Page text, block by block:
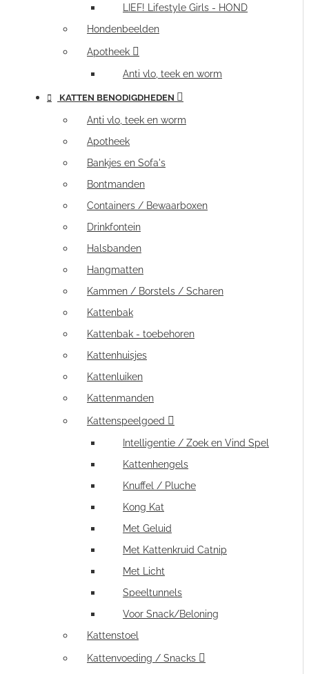
LIEF! Lifestyle Girls - HOND
Hondenbeelden
Apotheek
Anti vlo, teek en worm
KATTEN BENODIGDHEDEN
Anti vlo, teek en worm
Apotheek
Bankjes en Sofa's
Bontmanden
Containers / Bewaarboxen
Drinkfontein
Halsbanden
Hangmatten
Kammen / Borstels / Scharen
Kattenbak
Kattenbak - toebehoren
Kattenhuisjes
Kattenluiken
Kattenmanden
Kattenspeelgoed
Intelligentie / Zoek en Vind Spel
Kattenhengels
Knuffel / Pluche
Kong Kat
Met Geluid
Met Kattenkruid Catnip
Met Licht
Speeltunnels
Voor Snack/Beloning
Kattenstoel
Kattenvoeding / Snacks